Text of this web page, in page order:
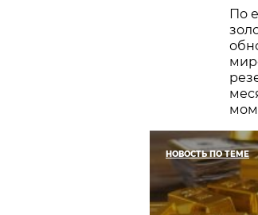
По
НОВОСТЬ ПО ТЕМЕ